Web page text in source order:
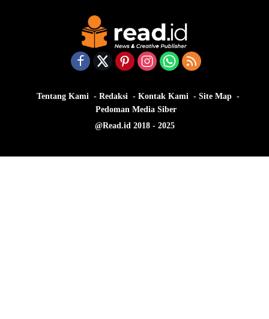
Tentang Kami Redaksi Kontak Kami
Site Map
Pedoman Media Siber
@Read.id 2018 - 2025